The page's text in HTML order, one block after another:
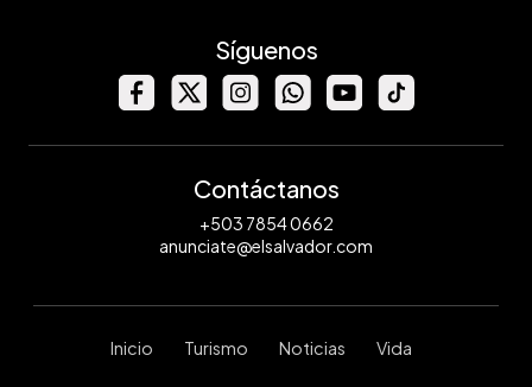
Síguenos
Contáctanos
+503 7854 0662
anunciate@elsalvador.com
Inicio Turismo Noticias Vida